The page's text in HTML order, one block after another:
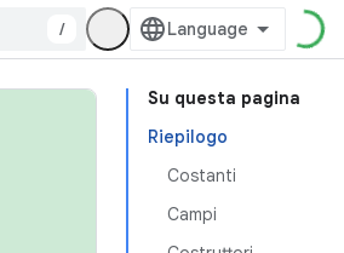
/
Su questa pagina
Riepilogo
Costanti
Campi